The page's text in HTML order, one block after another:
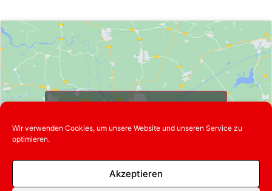
Wir verwenden Cookies, um unsere Website und unseren Service zu
optimieren.
Akzeptieren
Klicke hier, um Marketing-Cookies zu
aktivieren